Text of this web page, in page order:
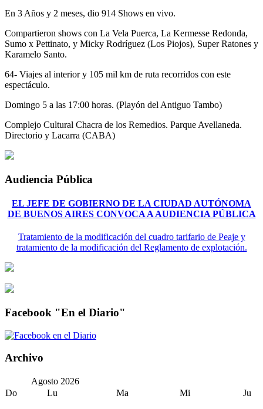
En 3 Años y 2 meses, dio 914 Shows en vivo.
Compartieron shows con La Vela Puerca, La Kermesse Redonda,
Sumo x Pettinato, y Micky Rodríguez (Los Piojos), Super Ratones y
Karamelo Santo.
64- Viajes al interior y 105 mil km de ruta recorridos con este
espectáculo.
Domingo 5 a las 17:00 horas. (Playón del Antiguo Tambo)
Complejo Cultural Chacra de los Remedios. Parque Avellaneda.
Directorio y Lacarra (CABA)
Audiencia Pública
EL JEFE DE GOBIERNO DE LA CIUDAD AUTÓNOMA
DE BUENOS AIRES CONVOCA A AUDIENCIA PÚBLICA
Tratamiento de la modificación del cuadro tarifario de Peaje y
tratamiento de la modificación del Reglamento de explotación.
Facebook "En el Diario"
Archivo
Agosto 2026
Do
Lu Ma Mi Ju